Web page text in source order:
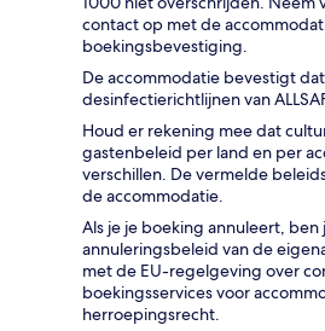
contact op met de
boekingsbevestiging.
De accommodatie bevestigt
desinfectierichtlijnen van
Houd er rekening mee dat
gastenbeleid per land en per
verschillen. De vermelde
de accommodatie.
Als je je boeking annuleert,
annuleringsbeleid van de
met de EU-regelgeving over
boekingsservices voor
herroepingsrecht.